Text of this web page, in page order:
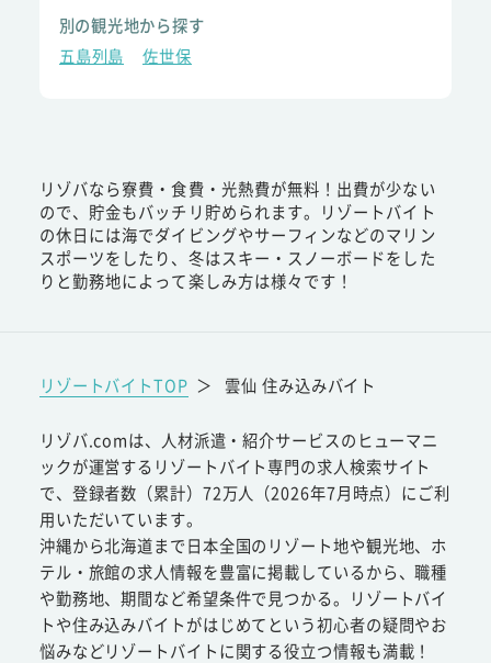
別の観光地から探す
五島列島
佐世保
リゾバなら寮費・食費・光熱費が無料！出費が少ない
ので、貯金もバッチリ貯められます。リゾートバイト
の休日には海でダイビングやサーフィンなどのマリン
スポーツをしたり、冬はスキー・スノーボードをした
りと勤務地によって楽しみ方は様々です！
リゾートバイトTOP ＞ 雲仙 住み込みバイト
リゾバ.comは、人材派遣・紹介サービスのヒューマニ
ックが運営するリゾートバイト専門の求人検索サイト
で、登録者数（累計）72万人（2026年7月時点）にご利
用いただいています。
沖縄から北海道まで日本全国のリゾート地や観光地、ホ
テル・旅館の求人情報を豊富に掲載しているから、職種
や勤務地、期間など希望条件で見つかる。リゾートバイ
トや住み込みバイトがはじめてという初心者の疑問やお
悩みなどリゾートバイトに関する役立つ情報も満載！